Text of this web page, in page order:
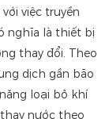
việc truyền
nghĩa là thiết bị
thay đổi. Theo
dịch gần bão
loại bỏ khí
nước theo